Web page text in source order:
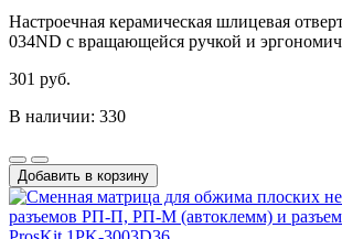
Настроечная керамическая шлицевая
034ND с вращающейся ручкой и
301 руб.
В наличии: 330
Добавить в корзину